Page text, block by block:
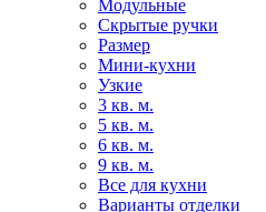
Модульные
Скрытые ручки
Размер
Мини-кухни
Узкие
3 кв. м.
5 кв. м.
6 кв. м.
9 кв. м.
Все для кухни
Варианты отделки